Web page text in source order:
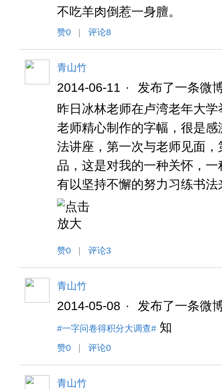
不吃羊肉倒惹一身膻。
赞0 评论8
青山竹
2014-06-11 ·
发布了一条微
昨日冰林老师在卢湾老年大
老师精心制作的字幅，很是
法讲座，第一次与老师见面
品，这是对我的一种关怀，
有以坚持不懈的努力习练书
赞0 评论3
青山竹
2014-05-08 · 发布了一条微
#一字问卷得积分大调查# 知
赞0 评论0
青山竹